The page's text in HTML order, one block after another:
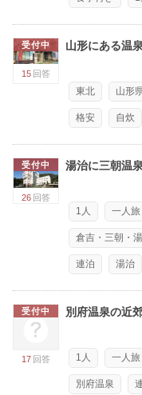
受付中
15 回答
山形にある温
東北 山形
格安 自炊
受付中
26 回答
湯治に三朝温
1人 一人旅
倉吉・三朝・
連泊 湯治
受付中
17 回答
別府温泉の近
1人 一人旅
別府温泉